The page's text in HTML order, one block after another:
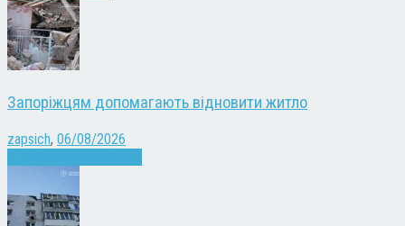
Запоріжцям допомагають відновити житло
zapsich, 06/08/2026